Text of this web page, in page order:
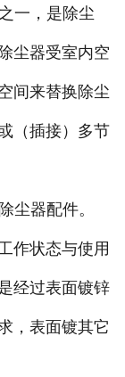
一，是除尘
尘器受室内空
间来替换除尘
（插接）多节
尘器配件。
作状态与使用
经过表面镀锌
，表面镀其它